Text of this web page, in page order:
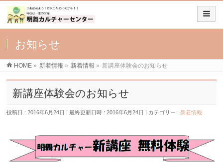
お知らせ
HOME » 新着情報 » 新着情報 » 新講座体験会のお知らせ
新講座体験会のお知らせ
投稿日 : 2016年6月24日 最終更新日時 : 2016年6月24日 カテゴリー : 新着情報